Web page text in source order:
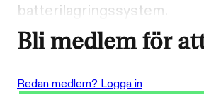
batterilagringssystem.
Bli medlem för
Redan medlem? Logga in